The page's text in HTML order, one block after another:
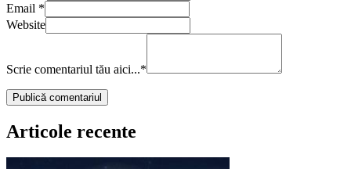
Email *
Website
Scrie comentariul tău aici...*
Articole recente